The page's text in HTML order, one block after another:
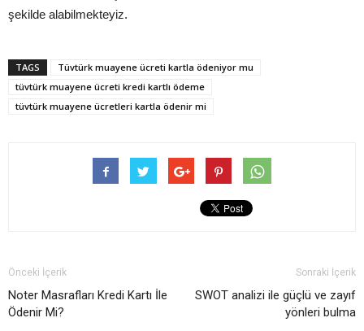
şekilde alabilmekteyiz.
TAGS
Tüvtürk muayene ücreti kartla ödeniyor mu
tüvtürk muayene ücreti kredi kartlı ödeme
tüvtürk muayene ücretleri kartla ödenir mi
Önceki İçerik
Noter Masrafları Kredi Kartı İle
Ödenir Mi?
Sonraki İçerik
SWOT analizi ile güçlü ve zayıf
yönleri bulma